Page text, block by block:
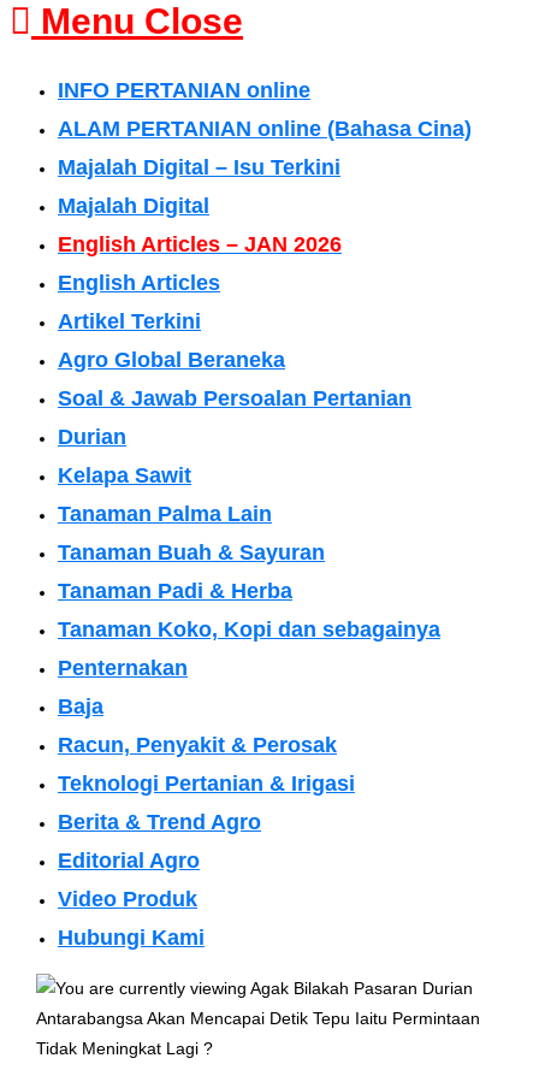
Menu Close
INFO PERTANIAN online
ALAM PERTANIAN online (Bahasa Cina)
Majalah Digital – Isu Terkini
Majalah Digital
English Articles – JAN 2026
English Articles
Artikel Terkini
Agro Global Beraneka
Soal & Jawab Persoalan Pertanian
Durian
Kelapa Sawit
Tanaman Palma Lain
Tanaman Buah & Sayuran
Tanaman Padi & Herba
Tanaman Koko, Kopi dan sebagainya
Penternakan
Baja
Racun, Penyakit & Perosak
Teknologi Pertanian & Irigasi
Berita & Trend Agro
Editorial Agro
Video Produk
Hubungi Kami